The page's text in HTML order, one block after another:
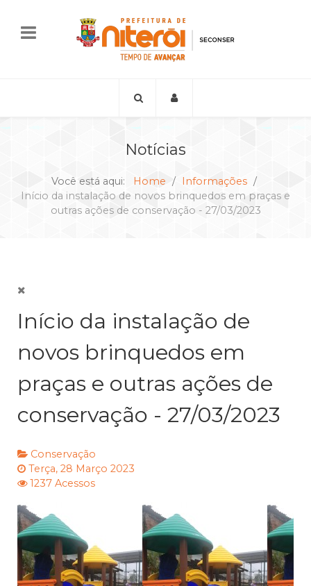
Notícias
Você está aqui: Home
Informações
Início da instalação de novos brinquedos em praças e
outras ações de conservação - 27/03/2023
Início da instalação de
novos brinquedos em
praças e outras ações de
conservação - 27/03/2023
Conservação
Terça, 28 Março 2023
1237 Acessos